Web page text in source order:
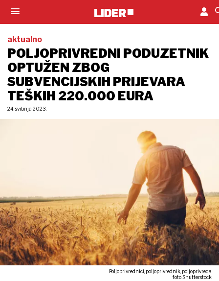
aktualno
POLJOPRIVREDNI PODUZETNIK
OPTUŽEN ZBOG
SUBVENCIJSKIH PRIJEVARA
TEŠKIH 220.000 EURA
24. svibnja 2023.
Poljoprivrednici, poljoprivrednik, poljoprivreda
foto Shutterstock